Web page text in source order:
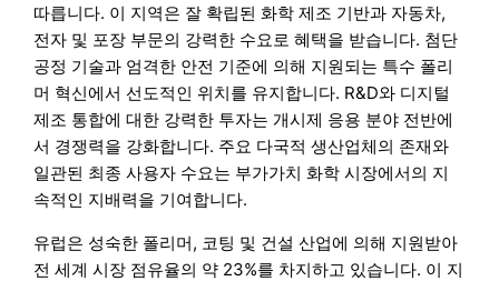
따릅니다. 이 지역은 잘 확립된 화학 제조 기반과 자동차,
전자 및 포장 부문의 강력한 수요로 혜택을 받습니다. 첨단
공정 기술과 엄격한 안전 기준에 의해 지원되는 특수 폴리
머 혁신에서 선도적인 위치를 유지합니다. R&D와 디지털
제조 통합에 대한 강력한 투자는 개시제 응용 분야 전반에
서 경쟁력을 강화합니다. 주요 다국적 생산업체의 존재와
일관된 최종 사용자 수요는 부가가치 화학 시장에서의 지
속적인 지배력을 기여합니다.
유럽은 성숙한 폴리머, 코팅 및 건설 산업에 의해 지원받아
전 세계 시장 점유율의 약 23%를 차지하고 있습니다. 이 지